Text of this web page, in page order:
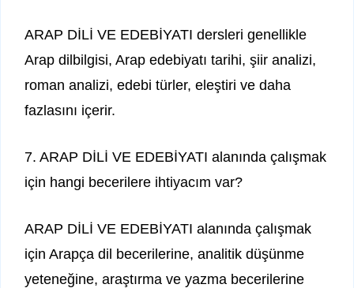
ARAP DİLİ VE EDEBİYATI dersleri genellikle
Arap dilbilgisi, Arap edebiyatı tarihi, şiir analizi,
roman analizi, edebi türler, eleştiri ve daha
fazlasını içerir.
7. ARAP DİLİ VE EDEBİYATI alanında çalışmak
için hangi becerilere ihtiyacım var?
ARAP DİLİ VE EDEBİYATI alanında çalışmak
için Arapça dil becerilerine, analitik düşünme
yeteneğine, araştırma ve yazma becerilerine